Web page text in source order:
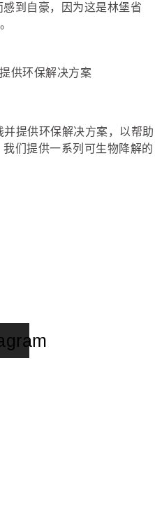
到自豪，因为这是林堡省
提供环保解决方案，以帮助
们提供一系列可生物降解的